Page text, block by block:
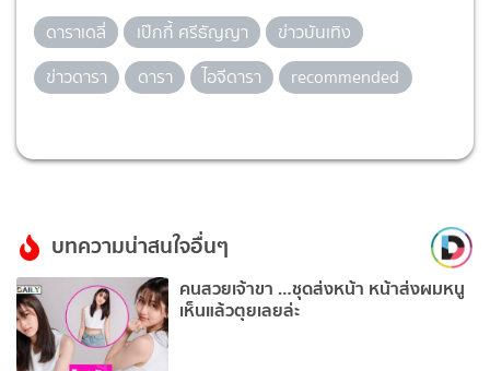
ดาราเดลี่ เป๊กกี้ ศรีธัญญา
ข่าวบันเทิง
ข่าวดารา
ดารา ไอจีดารา recommended
บทความน่าสนใจอื่นๆ
คนสวยเจ้าขา …ชุดส่งหน้า หน้าส่งผมหนู
เห็นแล้วตุยเลยล่ะ